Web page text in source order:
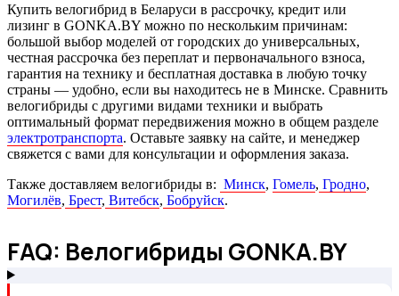
Купить велогибрид в Беларуси в рассрочку, кредит или
лизинг в GONKA.BY можно по нескольким причинам:
большой выбор моделей от городских до универсальных,
честная рассрочка без переплат и первоначального взноса,
гарантия на технику и бесплатная доставка в любую точку
страны — удобно, если вы находитесь не в Минске. Сравнить
велогибриды с другими видами техники и выбрать
оптимальный формат передвижения можно в общем разделе
электротранспорта. Оставьте заявку на сайте, и менеджер
свяжется с вами для консультации и оформления заказа.
Также доставляем велогибриды в: Минск, Гомель, Гродно,
Могилёв, Брест, Витебск, Бобруйск.
FAQ: Велогибриды GONKA.BY